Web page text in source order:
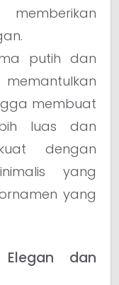
putih dan
membuat
luas dan
dengan
yang
yang
dan